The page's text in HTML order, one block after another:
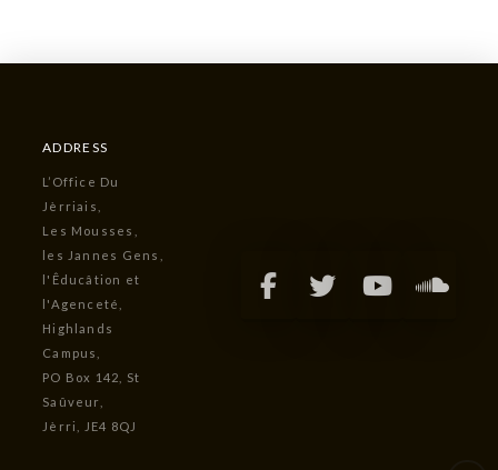
ADDRESS
L’Office Du
Jèrriais,
Les Mousses,
les Jannes Gens,
l'Êducâtion et
l'Agenceté,
Highlands
Campus,
PO Box 142, St
Saûveur,
Jèrri, JE4 8QJ